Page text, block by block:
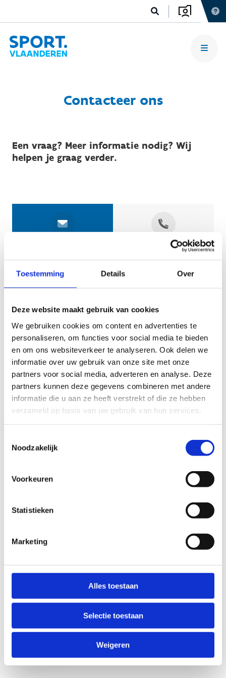
Toestemming Details Over
Deze website maakt gebruik van cookies
We gebruiken cookies om content en advertenties te
personaliseren, om functies voor social media te bieden
en om ons websiteverkeer te analyseren. Ook delen we
informatie over uw gebruik van onze site met onze
partners voor social media, adverteren en analyse. Deze
partners kunnen deze gegevens combineren met andere
informatie die u aan ze heeft verstrekt of die ze hebben
verzameld op basis van uw gebruik van hun services.
Noodzakelijk
Voorkeuren
Statistieken
Marketing
Alles toestaan
Selectie toestaan
Weigeren
Contacteer ons
Een vraag? Meer informatie nodig? Wij
helpen je graag verder.
Geef aan tot welk domein jouw vraag behoort
KIES EEN DOMEIN
Jouw vraag
Anti-Robot Verification
Click to start verification
Verzend